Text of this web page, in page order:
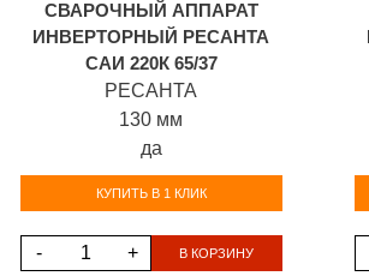
СВАРОЧНЫЙ АППАРАТ
ИНВЕРТОРНЫЙ РЕСАНТА
САИ 220К 65/37
РЕСАНТА
130 мм
да
КУПИТЬ В 1 КЛИК
- + В КОРЗИНУ